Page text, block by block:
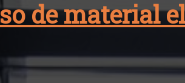
de material